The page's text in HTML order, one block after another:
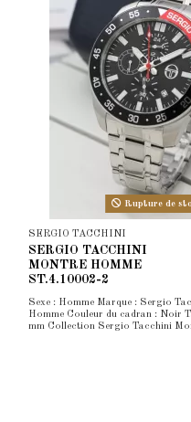
Rupture de
SERGIO TACCHINI
SERGIO TACCHINI
MONTRE HOMME
ST.4.10002-2
Sexe : Homme Marque : Sergio
Homme Couleur du cadran : Noir
mm Collection Sergio Tacchini